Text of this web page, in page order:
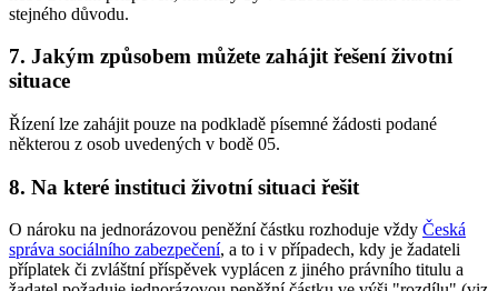
stejného důvodu.
7. Jakým způsobem můžete zahájit řešení životní
situace
Řízení lze zahájit pouze na podkladě písemné žádosti podané
některou z osob uvedených v bodě 05.
8. Na které instituci životní situaci řešit
O nároku na jednorázovou peněžní částku rozhoduje vždy Česká
správa sociálního zabezpečení, a to i v případech, kdy je žadateli
příplatek či zvláštní příspěvek vyplácen z jiného právního titulu a